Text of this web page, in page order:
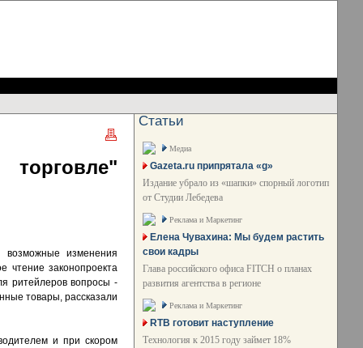
возможные изменения
чтение законопроекта
ритейлеров вопросы -
товары, рассказали
и при скором
Статьи
Медиа
Gazeta.ru припрятала «g»
Издание убрало из «шапки» спорный логотип
от Студии Лебедева
Реклама и Маркетинг
Елена Чувахина: Мы будем растить
свои кадры
Глава российского офиса FITCH о планах
развития агентства в регионе
Реклама и Маркетинг
RTB готовит наступление
Технология к 2015 году займет 18%